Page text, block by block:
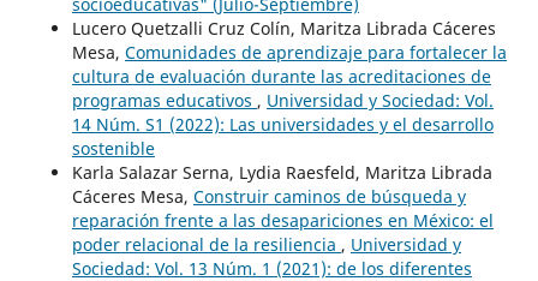
Lucero Quetzalli Cruz Colín, Maritza Librada Cáceres
Mesa, Comunidades de aprendizaje para fortalecer la
cultura de evaluación durante las acreditaciones de
programas educativos , Universidad y Sociedad: Vol.
14 Núm. S1 (2022): Las universidades y el desarrollo
sostenible
Karla Salazar Serna, Lydia Raesfeld, Maritza Librada
Cáceres Mesa, Construir caminos de búsqueda y
reparación frente a las desapariciones en México: el
poder relacional de la resiliencia , Universidad y
Sociedad: Vol. 13 Núm. 1 (2021): de los diferentes